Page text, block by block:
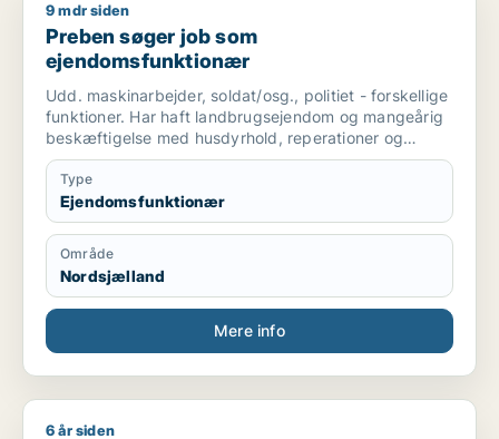
Preben søger job som ejendomsfunktionær
9 mdr siden
Preben søger job som
ejendomsfunktionær
Udd. maskinarbejder, soldat/osg., politiet - forskellige
funktioner. Har haft landbrugsejendom og mangeårig
beskæftigelse med husdyrhold, reperationer og
vedligehold af bygninger og maskiner.
Type
Ejendomsfunktionær
Område
Nordsjælland
Mere info
Christian søger job som ejendomsfunktionær
6 år siden